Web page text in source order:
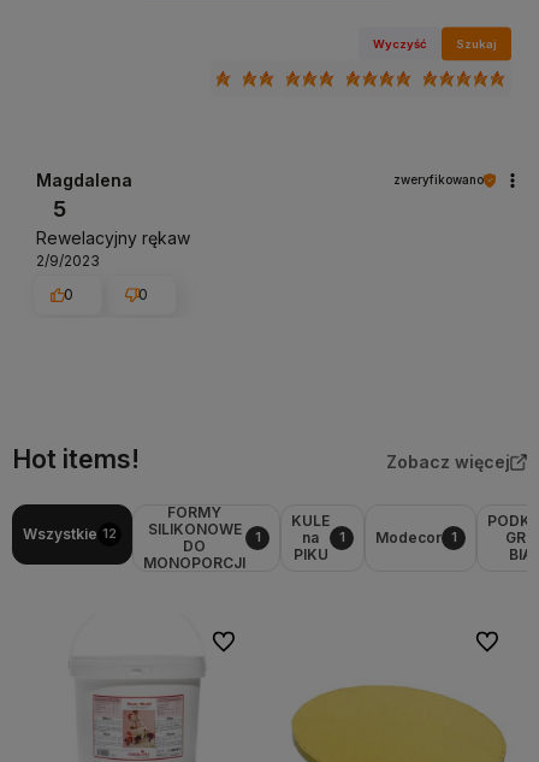
Wyczyść Szukaj
Magdalena zweryfikowano
5
Rewelacyjny rękaw
2/9/2023
0
0
Hot items! Zobacz więcej
Wszystkie 12
FORMY
SILIKONOWE
DO
MONOPORCJI
1
KULE
na
PIKU
1 Modecor 1
Do ulubionych Do